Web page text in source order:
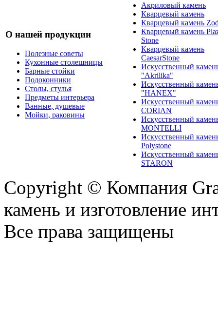
О нашей продукции
Полезные советы
Кухонные столешницы
Барные стойки
Подоконники
Столы, стулья
Предметы интерьера
Ванные, душевые
Мойки, раковины
Акриловый камень
Кварцевый камень
Кварцевый камень
Кварцевый камень
Stone
Кварцевый камень
CaesarStone
Искусственный
"Akrilika"
Искусственный
"HANEX"
Искусственный
CORIAN
Искусственный
MONTELLI
Искусственный
Polystone
Искусственный
STARON
Copyright © Компания
камень и изготовление
Все права защищены